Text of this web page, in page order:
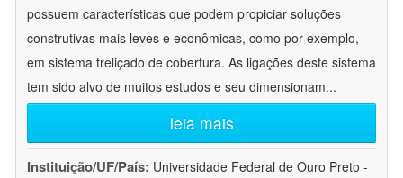
possuem características que podem propiciar soluções
construtivas mais leves e econômicas, como por exemplo,
em sistema treliçado de cobertura. As ligações deste sistema
tem sido alvo de muitos estudos e seu dimensionam...
leia mais
Instituição/UF/País: Universidade Federal de Ouro Preto -